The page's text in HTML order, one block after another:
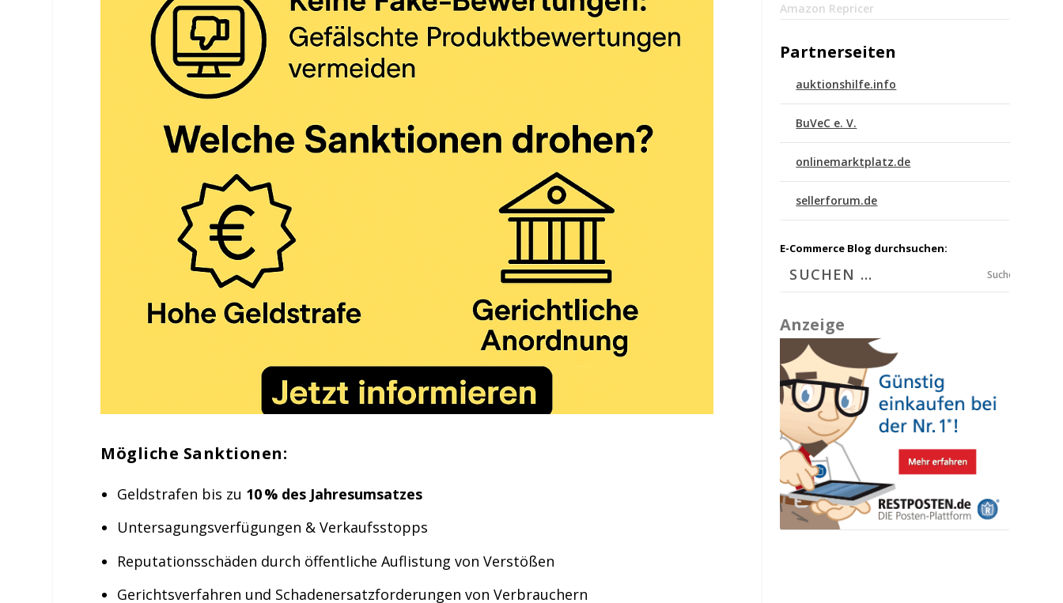
Mögliche Sanktionen:
Geldstrafen bis zu 10 % des Jahresumsatzes
Untersagungsverfügungen & Verkaufsstopps
Reputationsschäden durch öffentliche Auflistung von Verstößen
Gerichtsverfahren und Schadenersatzforderungen von Verbrauchern
Amazon Repricer
Partnerseiten
auktionshilfe.info
BuVeC e. V.
onlinemarktplatz.de
sellerforum.de
E-Commerce Blog durchsuchen:
Suchen
Anzeige